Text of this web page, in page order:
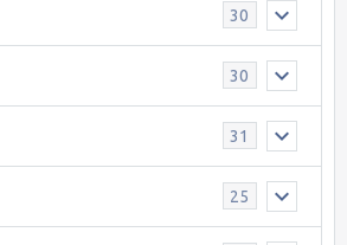
30
30
31
25